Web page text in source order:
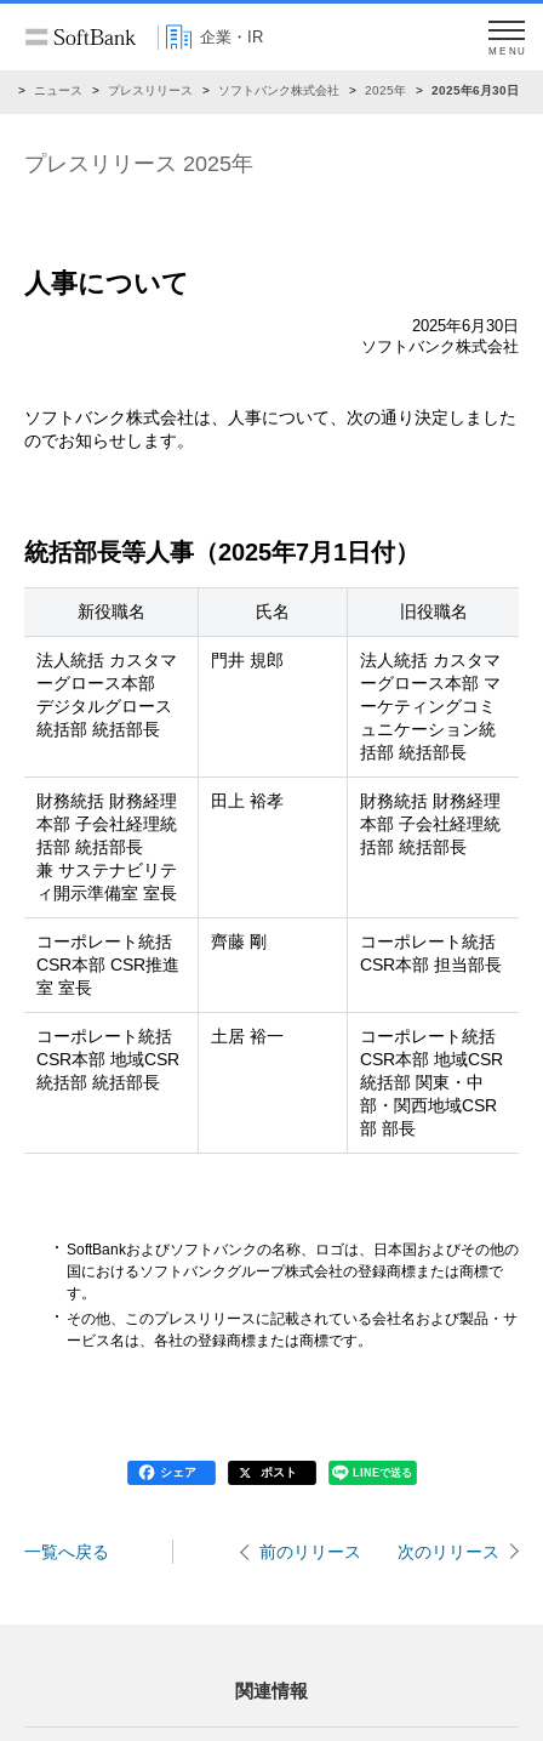
企業・IR
MENU
ニュース プレスリリース ソフトバンク株式会社 2025年 2025年6月30日
プレスリリース 2025年
人事について
2025年6月30日
ソフトバンク株式会社
ソフトバンク株式会社は、人事について、次の通り決定しました
のでお知らせします。
統括部長等人事（2025年7月1日付）
新役職名 氏名 旧役職名
法人統括 カスタマ
ーグロース本部
デジタルグロース
統括部 統括部長
門井 規郎
法人統括 カスタマ
ーグロース本部 マ
ーケティングコミ
ュニケーション統
括部 統括部長
財務統括 財務経理
本部 子会社経理統
括部 統括部長
兼 サステナビリテ
ィ開示準備室 室長
田上 裕孝
財務統括 財務経理
本部 子会社経理統
括部 統括部長
コーポレート統括
CSR本部 CSR推進
室 室長
齊藤 剛
コーポレート統括
CSR本部 担当部長
コーポレート統括
CSR本部 地域CSR
統括部 統括部長
土居 裕一
コーポレート統括
CSR本部 地域CSR
統括部 関東・中
部・関西地域CSR
部 部長
SoftBankおよびソフトバンクの名称、ロゴは、日本国およびその他の
国におけるソフトバンクグループ株式会社の登録商標または商標で
す。
その他、このプレスリリースに記載されている会社名および製品・サ
ービス名は、各社の登録商標または商標です。
シェア ポスト LINEで送る
一覧へ戻る 前のリリース 次のリリース
関連情報